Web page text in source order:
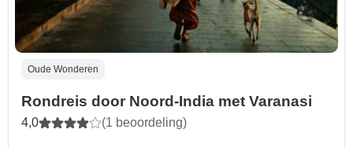
Oude Wonderen
Rondreis door Noord-India met Varanasi
4,0 (1 beoordeling)